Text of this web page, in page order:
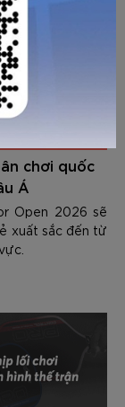
chơi quốc
Á
Open 2026 sẽ
xuất sắc đến từ